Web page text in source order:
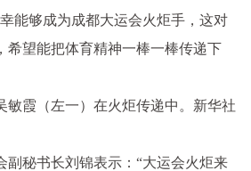
能够成为成都大运会火炬手，这对
希望能把体育精神一棒一棒传递下
敏霞（左一）在火炬传递中。新华社
副秘书长刘锦表示：“大运会火炬来